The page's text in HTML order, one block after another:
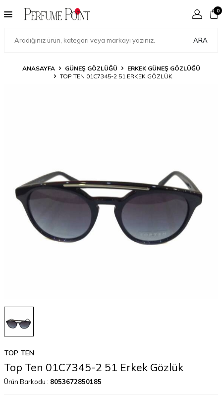
ARA
0
ANASAYFA GÜNEŞ GÖZLÜĞÜ
ERKEK GÜNEŞ GÖZLÜĞÜ
TOP TEN 01C7345-2 51 ERKEK GÖZLÜK
TOP TEN
Top Ten 01C7345-2 51 Erkek Gözlük
Ürün Barkodu : 8053672850185